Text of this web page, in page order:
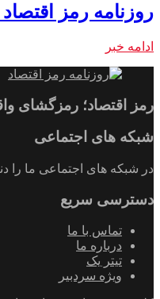
روزنامه رمز اقتصاد سه
ادامه خبر
رمز اقتصاد؛ رمزگشای
شبکه های اجتماعی
در شبکه های اجتماعی ما را
دسترسی سریع
تماس با ما
درباره ما
تیتر یک
ویژه سردبیر